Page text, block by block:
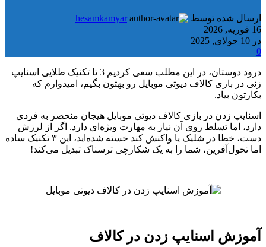
ارسال شده توسط
hesamkamyar
16 فوریه, 2026
در 10 جولای, 2025
0
درود دوستان، در این مطلب سعی کردیم 3 تا تکنیک طلایی اسنایپ
زنی در بازی کالاف دیوتی موبایل رو بهتون بگیم، امیدوارم که
بکارتون بیاد.
اسنایپ زدن در بازی کالاف دیوتی موبایل هیجان منحصر به‌ فردی
دارد، اما تسلط روی آن نیاز به مهارت ویژه‌ای دارد. اگر از لرزش
دست، خطا در شلیک یا واکنش کند خسته شده‌اید، این ۳ تکنیک ساده
اما تحول‌آفرین، شما را به یک شکارچی ترسناک تبدیل می‌کند!
آموزش اسنایپ زدن در کالاف